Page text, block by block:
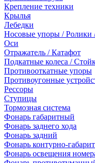
Крепление техники
Крылья
Лебедки
Носовые упоры /
Оси
Отражатель / Катафот
Подкатные колеса /
Противооткатные упоры
Противоугонные
Рессоры
Ступицы
Тормозная система
Фонарь габаритный
Фонарь заднего хода
Фонарь задний
Фонарь контурно-
Фонарь освещения